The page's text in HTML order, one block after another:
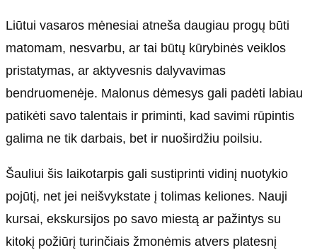
Liūtui vasaros mėnesiai atneša daugiau progų būti
matomam, nesvarbu, ar tai būtų kūrybinės veiklos
pristatymas, ar aktyvesnis dalyvavimas
bendruomenėje. Malonus dėmesys gali padėti labiau
patikėti savo talentais ir priminti, kad savimi rūpintis
galima ne tik darbais, bet ir nuoširdžiu poilsiu.
Šauliui šis laikotarpis gali sustiprinti vidinį nuotykio
pojūtį, net jei neišvykstate į tolimas keliones. Nauji
kursai, ekskursijos po savo miestą ar pažintys su
kitokį požiūrį turinčiais žmonėmis atvers platesnį